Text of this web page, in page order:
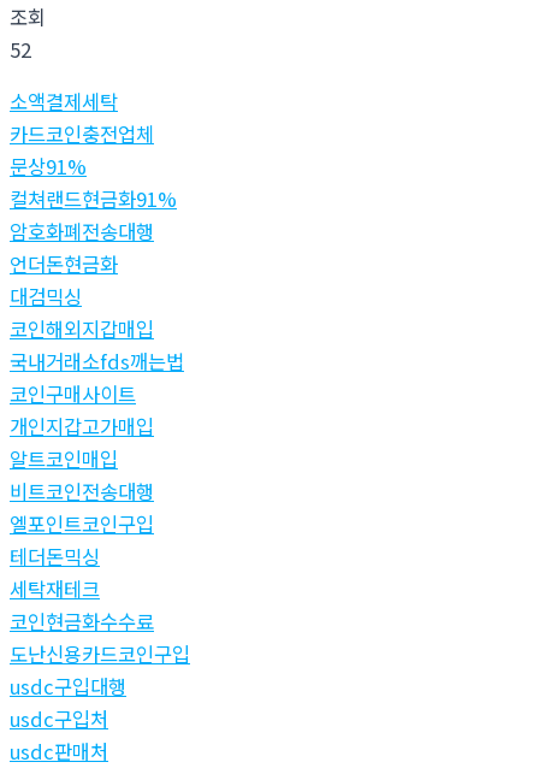
조회
52
소액결제세탁
카드코인충전업체
문상91%
컬쳐랜드현금화91%
암호화폐전송대행
언더돈현금화
대검믹싱
코인해외지갑매입
국내거래소fds깨는법
코인구매사이트
개인지갑고가매입
알트코인매입
비트코인전송대행
엘포인트코인구입
테더돈믹싱
세탁재테크
코인현금화수수료
도난신용카드코인구입
usdc구입대행
usdc구입처
usdc판매처